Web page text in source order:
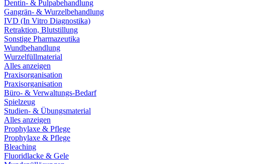
Dentin- & Pulpabehandlung
Gangrän- & Wurzelbehandlung
IVD (In Vitro Diagnostika)
Retraktion, Blutstillung
Sonstige Pharmazeutika
Wundbehandlung
Wurzelfüllmaterial
Alles anzeigen
Praxisorganisation
Praxisorganisation
Büro- & Verwaltungs-Bedarf
Spielzeug
Studien- & Übungsmaterial
Alles anzeigen
Prophylaxe & Pflege
Prophylaxe & Pflege
Bleaching
Fluoridlacke & Gele